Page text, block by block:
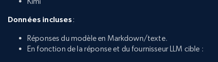
Données incluses :
Réponses du modèle en Markdown/texte.
En fonction de la réponse et du fournisseur LLM cible :